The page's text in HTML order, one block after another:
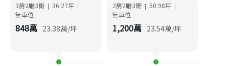
3房2廳3衛 | 36.27坪 |
無車位
848萬 23.38萬/坪
2房2廳3衛 | 50.98坪 |
無車位
1,200萬 23.54萬/坪